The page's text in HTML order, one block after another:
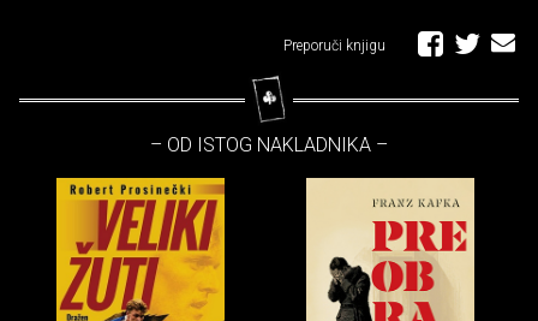
Preporuči knjigu
– OD ISTOG NAKLADNIKA –